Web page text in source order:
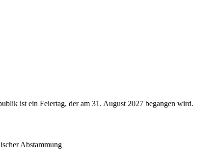
ist ein Feiertag, der am 31. August 2027 begangen wird.
Abstammung